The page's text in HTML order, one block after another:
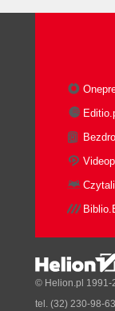
© Helion.pl 1991-
tel. (32) 230-98-63